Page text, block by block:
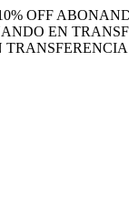
OFF
EN
TRANSFERENCIA